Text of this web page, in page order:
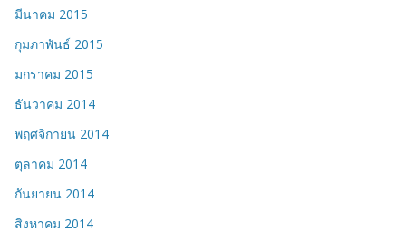
มีนาคม 2015
กุมภาพันธ์ 2015
มกราคม 2015
ธันวาคม 2014
พฤศจิกายน 2014
ตุลาคม 2014
กันยายน 2014
สิงหาคม 2014